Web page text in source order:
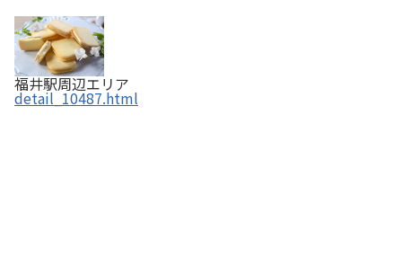
福井駅周辺エリア
detail_10487.html